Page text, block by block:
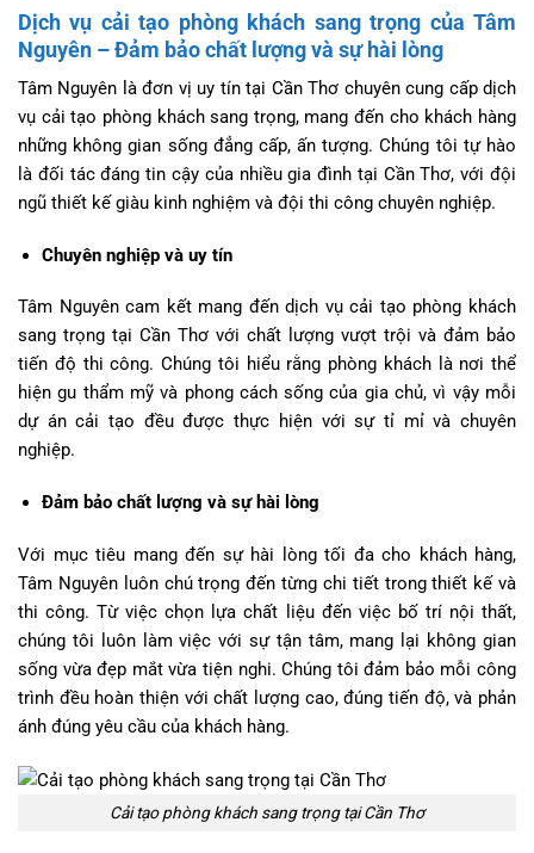
Dịch vụ cải tạo phòng khách sang trọng của Tâm
Nguyên – Đảm bảo chất lượng và sự hài lòng
Tâm Nguyên là đơn vị uy tín tại Cần Thơ chuyên cung cấp dịch
vụ cải tạo phòng khách sang trọng, mang đến cho khách hàng
những không gian sống đẳng cấp, ấn tượng. Chúng tôi tự hào
là đối tác đáng tin cậy của nhiều gia đình tại Cần Thơ, với đội
ngũ thiết kế giàu kinh nghiệm và đội thi công chuyên nghiệp.
Chuyên nghiệp và uy tín
Tâm Nguyên cam kết mang đến dịch vụ cải tạo phòng khách
sang trọng tại Cần Thơ với chất lượng vượt trội và đảm bảo
tiến độ thi công. Chúng tôi hiểu rằng phòng khách là nơi thể
hiện gu thẩm mỹ và phong cách sống của gia chủ, vì vậy mỗi
dự án cải tạo đều được thực hiện với sự tỉ mỉ và chuyên
nghiệp.
Đảm bảo chất lượng và sự hài lòng
Với mục tiêu mang đến sự hài lòng tối đa cho khách hàng,
Tâm Nguyên luôn chú trọng đến từng chi tiết trong thiết kế và
thi công. Từ việc chọn lựa chất liệu đến việc bố trí nội thất,
chúng tôi luôn làm việc với sự tận tâm, mang lại không gian
sống vừa đẹp mắt vừa tiện nghi. Chúng tôi đảm bảo mỗi công
trình đều hoàn thiện với chất lượng cao, đúng tiến độ, và phản
ánh đúng yêu cầu của khách hàng.
Cải tạo phòng khách sang trọng tại Cần Thơ